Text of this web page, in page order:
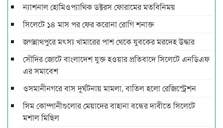
ন্যাশনাল হোমিওপ্যাথিক ডক্টরস ফোরামের মতবিনিময়
সিলেটে ১৪ মাস পর ফের করোনা রোগি শনাক্ত
জগন্নাথপুরে মৎস্য খামারের পাশ থেকে যুবকের মরদেহ উদ্ধার
সৌদির জোটে বাংলাদেশ যুক্ত হওয়ার প্রতিবাদে সিলেটে এনডিএফ
এর সমাবেশ
ওসমানীনগরে বাস দুর্ঘটনায় মামলা, বাতিল হলো রেজিস্ট্রেশন
সিম কোম্পানীগুলোর মেয়াদের বাহানা বন্ধের দাবীতে সিলেটে
মশাল মিছিল